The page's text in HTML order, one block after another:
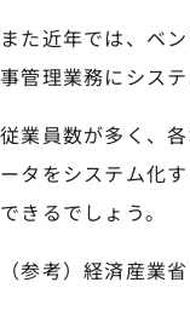
また近年では、ベ
事管理業務にシス
従業員数が多く、
ータをシステム化
できるでしょう。
（参考）経済産業